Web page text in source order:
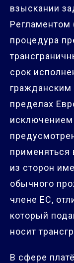
взыскании
процедура
срок
пределах
исключением
применяться
из сторон
обычного
члене ЕС,
который
носит
В сфере